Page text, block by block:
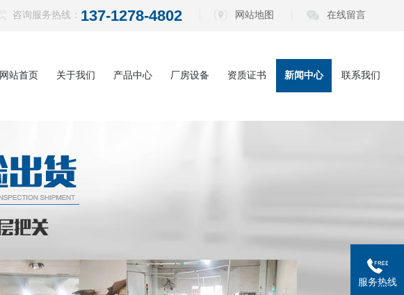
咨询服务热线： 137-1278-4802 网站地图 在线留言
网站首页 关于我们 产品中心 厂房设备 资质证书 新闻中心 联系我们
服务热线